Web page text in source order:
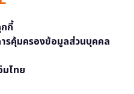
กี้
รคุ้มครองข้อมูลส่วนบุคคล
มไทย